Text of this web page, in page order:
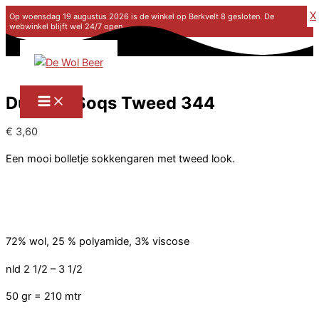
Op woensdag 19 augustus 2026 is de winkel op Berkvelt 8 gesloten. De
webwinkel blijft wel 24/7 open.
X
Durable Soqs Tweed 344
€ 3,60
Een mooi bolletje sokkengaren met tweed look.
72% wol, 25 % polyamide, 3% viscose
nld 2 1/2 – 3 1/2
50 gr = 210 mtr